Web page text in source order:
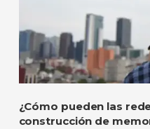
¿Cómo pueden las
construcción de